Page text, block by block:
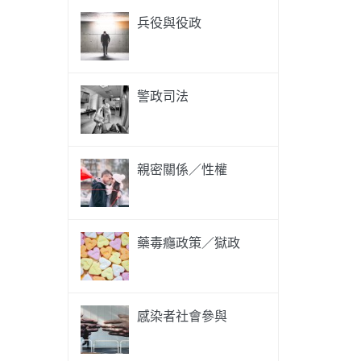
兵役與役政
警政司法
親密關係／性權
藥毒癮政策／獄政
感染者社會參與